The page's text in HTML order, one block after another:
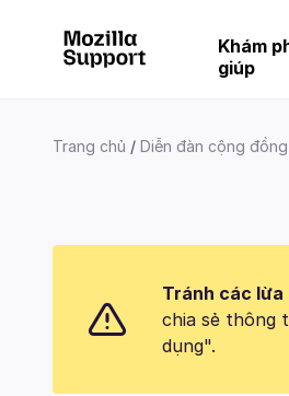
Khám
giúp
Trang chủ Diễn đàn cộng đồng
Tránh các
chia sẻ thông
dụng".